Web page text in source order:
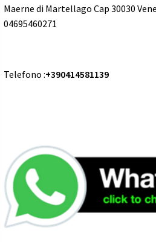
Maerne di Martellago Cap 30030
04695460271
Telefono :+390414581139